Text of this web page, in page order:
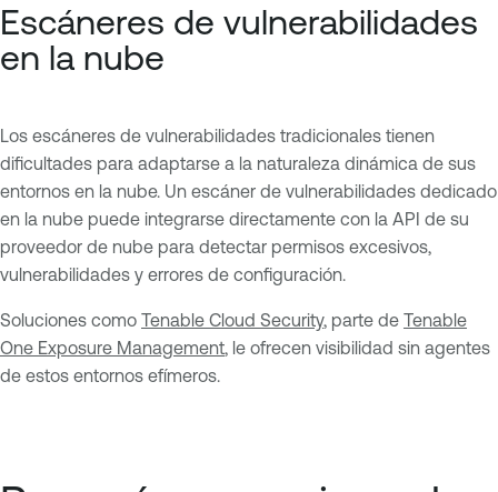
Escáneres de vulnerabilidades
en la nube
Los escáneres de vulnerabilidades tradicionales tienen
dificultades para adaptarse a la naturaleza dinámica de sus
entornos en la nube. Un escáner de vulnerabilidades dedicado
en la nube puede integrarse directamente con la API de su
proveedor de nube para detectar permisos excesivos,
vulnerabilidades y errores de configuración.
Soluciones como Tenable Cloud Security, parte de Tenable
One Exposure Management, le ofrecen visibilidad sin agentes
de estos entornos efímeros.